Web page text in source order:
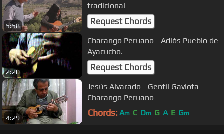
5:58
tradicional
Request Chords
2:20
Charango Peruano - Adiós Pueblo de
Ayacucho.
Request Chords
4:29
Jesús Alvarado - Gentil Gaviota -
Charango Peruano
Chords: Am C Dm G A E Gm